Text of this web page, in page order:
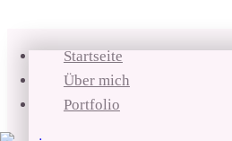
Inhalt
springen
Startseite
Über mich
Portfolio